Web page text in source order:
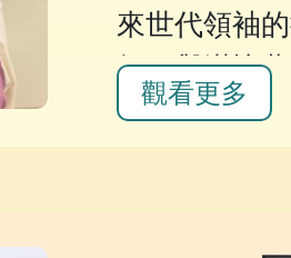
來世代領袖
師，與滿懷
性教學的引
觀看更多